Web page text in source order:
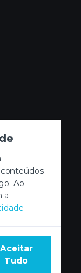
Ao
a
Aceitar
Tudo